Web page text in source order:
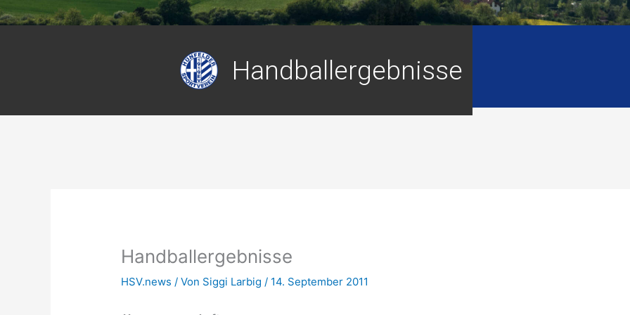
Handballergebnisse
Handballergebnisse
HSV.news / Von Siggi Larbig / 14. September 2011